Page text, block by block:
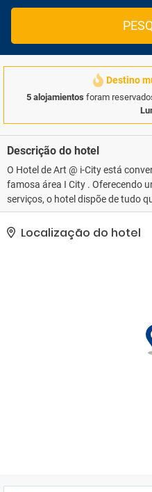
Destino
5 alojamientos foram
Descrição do hotel
O Hotel de Art @ i-City está
famosa área I City . Oferecendo
serviços, o hotel dispõe de tudo
descanso tranquilo. Desfrute no
quartos, limpeza diária, recepção
Fi nos espaços públicos. Os
perfeita para a sua estadia em
Localização do hotel